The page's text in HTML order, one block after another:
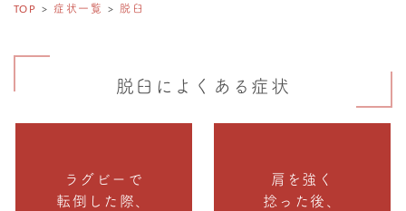
TOP 症状一覧 脱臼
脱臼によくある症状
ラグビーで
転倒した際、
肩を強く
捻った後、